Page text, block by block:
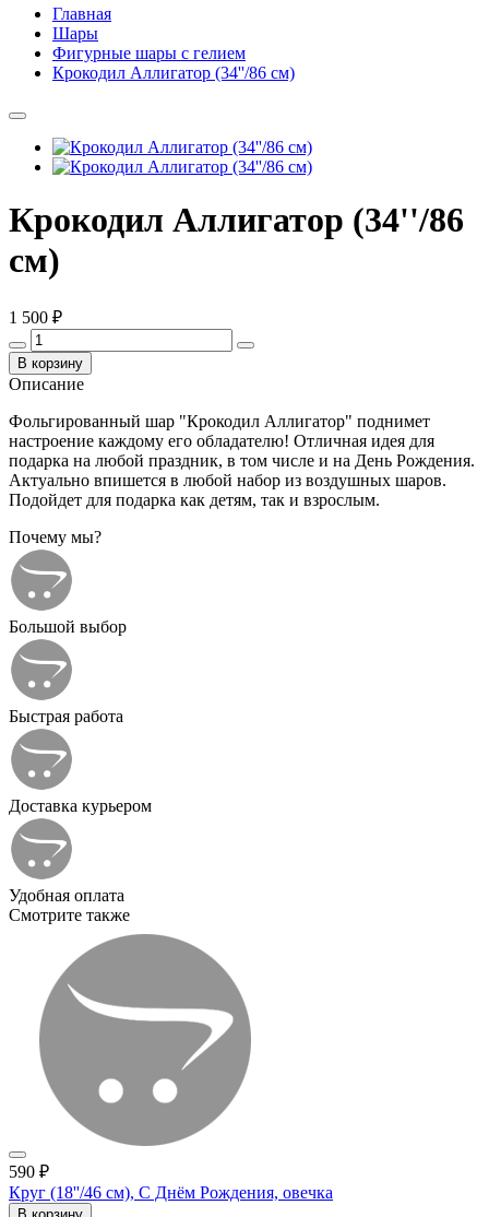
Главная
Шары
Фигурные шары с гелием
Крокодил Аллигатор (34''/86 см)
Крокодил Аллигатор (34''/86
см)
1 500 ₽
В корзину
Описание
Фольгированный шар "Крокодил Аллигатор" поднимет
настроение каждому его обладателю! Отличная идея для
подарка на любой праздник, в том числе и на День Рождения.
Актуально впишется в любой набор из воздушных шаров.
Подойдет для подарка как детям, так и взрослым.
Почему мы?
Большой выбор
Быстрая работа
Доставка курьером
Удобная оплата
Смотрите также
590 ₽
Круг (18''/46 см), С Днём Рождения, овечка